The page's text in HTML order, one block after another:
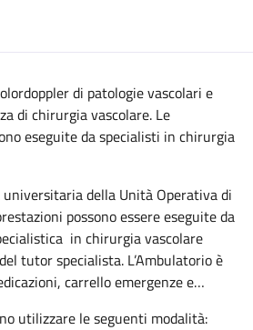
di patologie vascolari e
di chirurgia vascolare. Le
eseguite da specialisti in chirurgia
della Unità Operativa di
possono essere eseguite da
in chirurgia vascolare
tutor specialista. L’Ambulatorio è
carrello emergenze e
utilizzare le seguenti modalità: